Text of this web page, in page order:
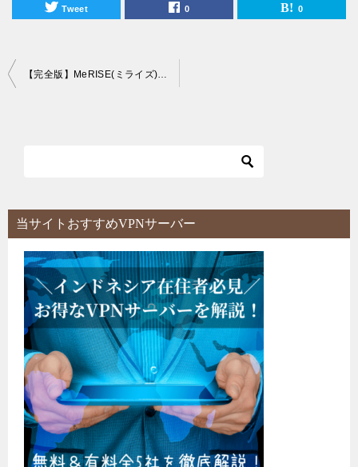
Tweet 0 0
投
シ
ョ
【完全版】MeRISE(ミライズ)オンライン英会話に対するリアルな口コミ評判まとめ！ 無料体験レッスン実施中！
当サイトおすすめVPNサーバー